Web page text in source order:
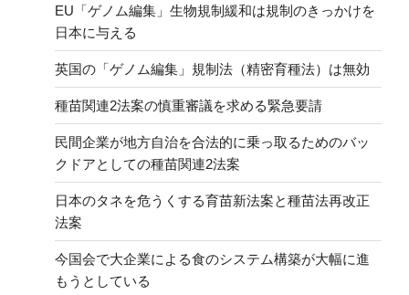
EU「ゲノム編集」生物規制緩和は規制のきっかけを
日本に与える
英国の「ゲノム編集」規制法（精密育種法）は無効
種苗関連2法案の慎重審議を求める緊急要請
民間企業が地方自治を合法的に乗っ取るためのバッ
クドアとしての種苗関連2法案
日本のタネを危うくする育苗新法案と種苗法再改正
法案
今国会で大企業による食のシステム構築が大幅に進
もうとしている